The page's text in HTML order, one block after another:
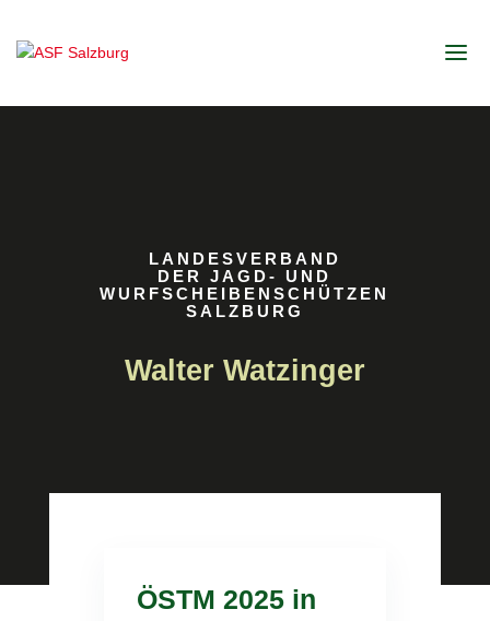
LANDESVERBAND
DER JAGD- UND
WURFSCHEIBENSCHÜTZEN
SALZBURG
Walter Watzinger
ÖSTM 2025 in